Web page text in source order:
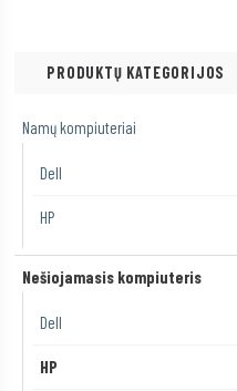
PRODUKTŲ KATEGORIJOS
Namų kompiuteriai
Dell
HP
Nešiojamasis kompiuteris
Dell
HP